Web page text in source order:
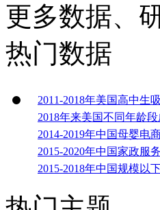
更多数据、
热门数据
2011-2018年美国高中生
2018年来美国不同年龄
2014-2019年中国母婴电
2015-2020年中国家政服
2015-2018年中国规模以